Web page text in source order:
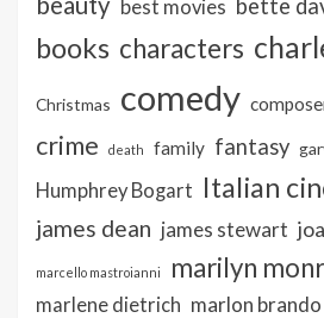
best movies bette
books characters
Christmas comedy
crime death family fantasy
Humphrey Bogart Italian
james dean james stewart
marcello mastroianni marilyn
marlene dietrich marlon brando